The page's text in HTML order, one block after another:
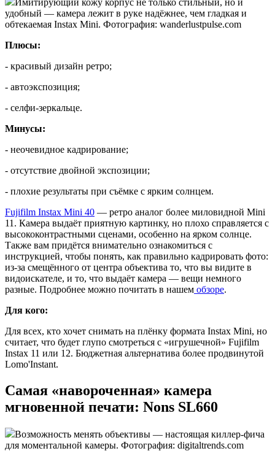
Имитирующий кожу корпус не только стильный, но и
удобный — камера лежит в руке надёжнее, чем гладкая и
обтекаемая Instax Mini. Фотография: wanderlustpulse.com
Плюсы:
- красивый дизайн ретро;
- автоэкспозиция;
- селфи-зеркальце.
Минусы:
- неочевидное кадрирование;
- отсутствие двойной экспозиции;
- плохие результаты при съёмке с ярким солнцем.
Fujifilm Instax Mini 40 — ретро аналог более миловидной Mini
11. Камера выдаёт приятную картинку, но плохо справляется с
высококонтрастными сценами, особенно на ярком солнце.
Также вам придётся внимательно ознакомиться с
инструкцией, чтобы понять, как правильно кадрировать фото:
из-за смещённого от центра объектива то, что вы видите в
видоискателе, и то, что выдаёт камера — вещи немного
разные. Подробнее можно почитать в нашем обзоре.
Для кого:
Для всех, кто хочет снимать на плёнку формата Instax Mini, но
считает, что будет глупо смотреться с «игрушечной» Fujifilm
Instax 11 или 12. Бюджетная альтернатива более продвинутой
Lomo'Instant.
Самая «навороченная» камера
мгновенной печати: Nons SL660
Возможность менять объективы — настоящая киллер-фича
для моментальной камеры. Фотография: digitaltrends.com